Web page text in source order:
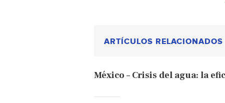
ARTÍCULOS RELACIONADOS
México – Crisis del agua: la